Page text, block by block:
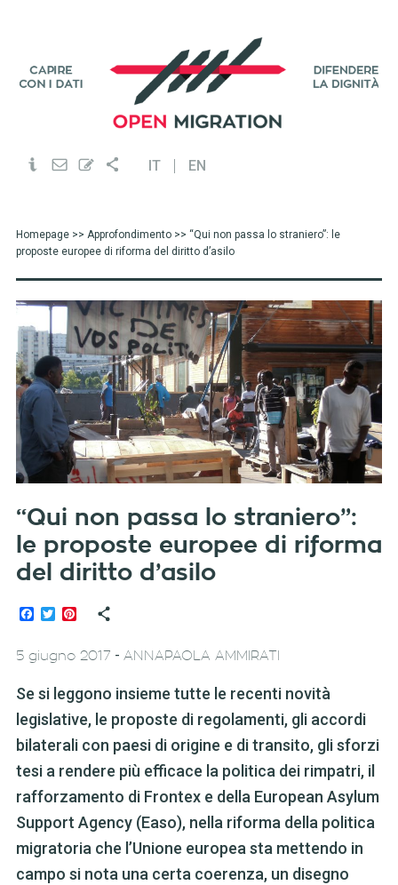
IT EN
Homepage>> Approfondimento>> “Qui non passa lo straniero”: le
proposte europee di riforma del diritto d’asilo
“Qui non passa lo straniero”:
le proposte europee di riforma
del diritto d’asilo
Facebook
TwitterPinterest
5 giugno 2017 - ANNAPAOLA AMMIRATI
Se si leggono insieme tutte le recenti novità
legislative, le proposte di regolamenti, gli accordi
bilaterali con paesi di origine e di transito, gli sforzi
tesi a rendere più efficace la politica dei rimpatri, il
rafforzamento di Frontex e della European Asylum
Support Agency (Easo), nella riforma della politica
migratoria che l’Unione europea sta mettendo in
campo si nota una certa coerenza, un disegno